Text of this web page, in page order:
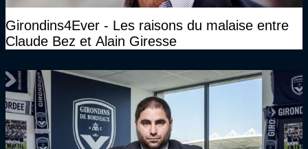
Girondins4Ever - Les raisons du malaise entre
Claude Bez et Alain Giresse